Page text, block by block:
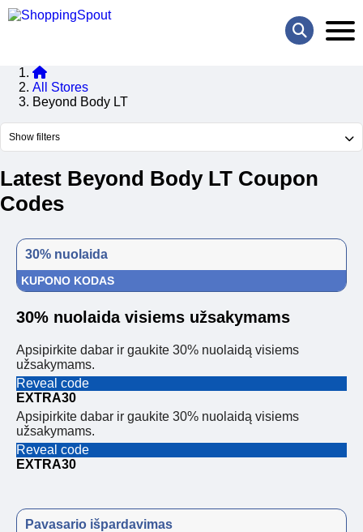
All Stores
Beyond Body LT
Show filters
Latest Beyond Body LT Coupon
Codes
30% nuolaida
KUPONO KODAS
30% nuolaida visiems užsakymams
Apsipirkite dabar ir gaukite 30% nuolaidą visiems
užsakymams.
Reveal code
EXTRA30
Apsipirkite dabar ir gaukite 30% nuolaidą visiems
užsakymams.
Reveal code
EXTRA30
Pavasario išpardavimas